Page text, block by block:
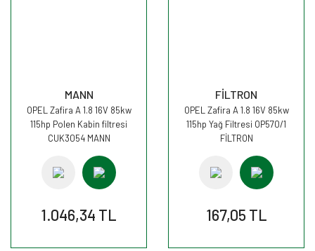
MANN
OPEL Zafira A 1.8 16V 85kw
115hp Polen Kabin filtresi
CUK3054 MANN
1.046,34 TL
FİLTRON
OPEL Zafira A 1.8 16V 85kw
115hp Yağ Filtresi OP570/1
FİLTRON
167,05 TL